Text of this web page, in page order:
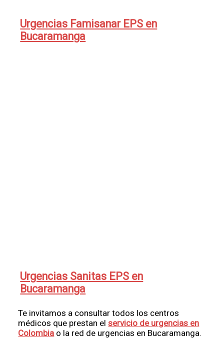
Urgencias Famisanar EPS en
Bucaramanga
Urgencias Sanitas EPS en
Bucaramanga
Te invitamos a consultar todos los centros
médicos que prestan elservicio de urgencias en
Colombia o la red de urgencias en Bucaramanga.